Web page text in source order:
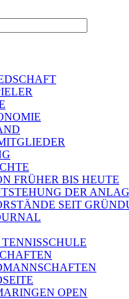
FRÜHER BIS HEUTE
DER
SEIT
TENNISSCHULE
OPEN